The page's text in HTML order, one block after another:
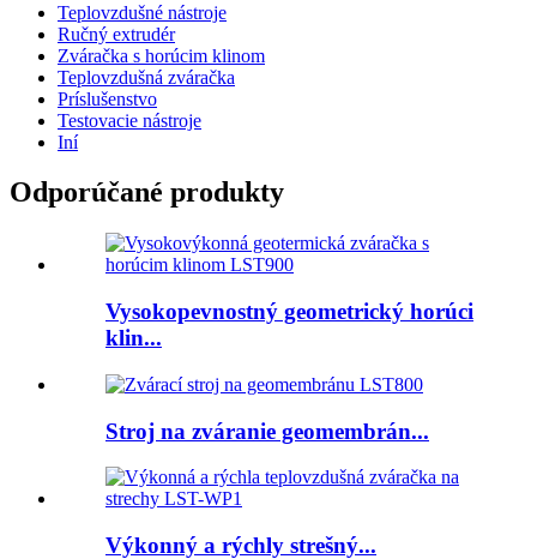
Teplovzdušné nástroje
Ručný extrudér
Zváračka s horúcim klinom
Teplovzdušná zváračka
Príslušenstvo
Testovacie nástroje
Iní
Odporúčané produkty
Vysokopevnostný geometrický horúci
klin...
Stroj na zváranie geomembrán...
Výkonný a rýchly strešný...